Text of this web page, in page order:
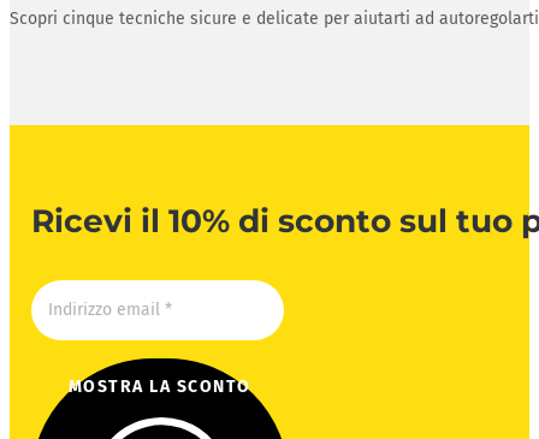
Scopri cinque tecniche sicure e delicate per aiutarti ad
Ricevi il 10% di sconto sul tuo
MOSTRA LA SCONTO